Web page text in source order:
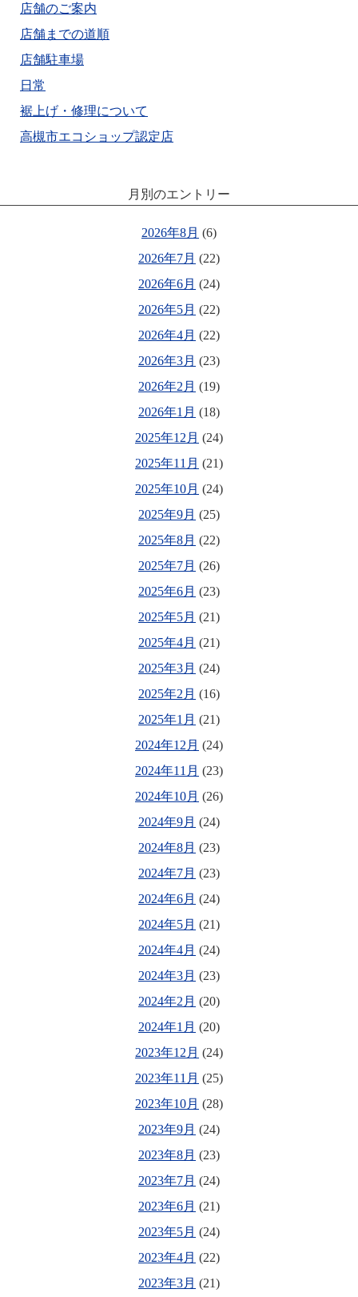
店舗のご案内
店舗までの道順
店舗駐車場
日常
裾上げ・修理について
高槻市エコショップ認定店
月別のエントリー
2026年8月 (6)
2026年7月 (22)
2026年6月 (24)
2026年5月 (22)
2026年4月 (22)
2026年3月 (23)
2026年2月 (19)
2026年1月 (18)
2025年12月 (24)
2025年11月 (21)
2025年10月 (24)
2025年9月 (25)
2025年8月 (22)
2025年7月 (26)
2025年6月 (23)
2025年5月 (21)
2025年4月 (21)
2025年3月 (24)
2025年2月 (16)
2025年1月 (21)
2024年12月 (24)
2024年11月 (23)
2024年10月 (26)
2024年9月 (24)
2024年8月 (23)
2024年7月 (23)
2024年6月 (24)
2024年5月 (21)
2024年4月 (24)
2024年3月 (23)
2024年2月 (20)
2024年1月 (20)
2023年12月 (24)
2023年11月 (25)
2023年10月 (28)
2023年9月 (24)
2023年8月 (23)
2023年7月 (24)
2023年6月 (21)
2023年5月 (24)
2023年4月 (22)
2023年3月 (21)